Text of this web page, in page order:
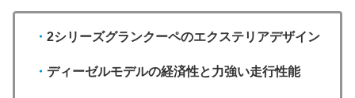
・ 2シリーズグランクーペのエクステリアデザイン
・ ディーゼルモデルの経済性と力強い走行性能